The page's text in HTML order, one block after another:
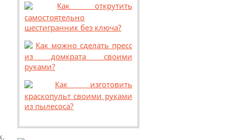
Как открутить
самостоятельно
шестигранник без ключа?
Как можно сделать пресс
из домкрата своими
руками?
Как изготовить
краскопульт своими руками
из пылесоса?